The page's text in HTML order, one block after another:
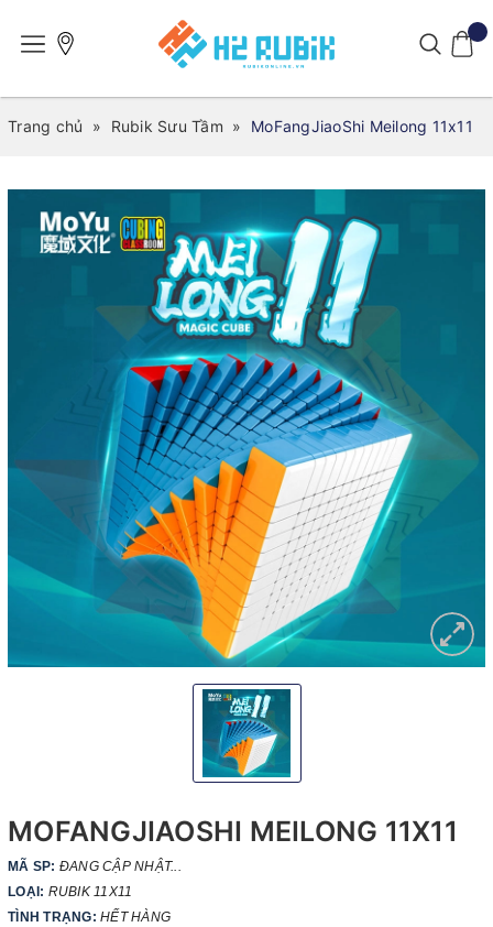
Trang chủ » Rubik Sưu Tầm » MoFangJiaoShi Meilong 11x11
MOFANGJIAOSHI MEILONG 11X11
MÃ SP: ĐANG CẬP NHẬT...
LOẠI: RUBIK 11X11
TÌNH TRẠNG: HẾT HÀNG